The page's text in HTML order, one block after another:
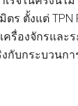
ร ตั้งแต่
รื่องจักรแล
กับกระบวนก